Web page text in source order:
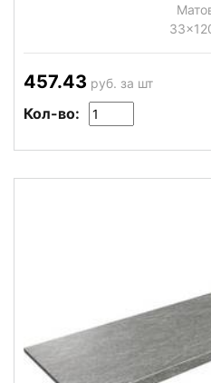
457.43 руб. за шт
Кол-во: